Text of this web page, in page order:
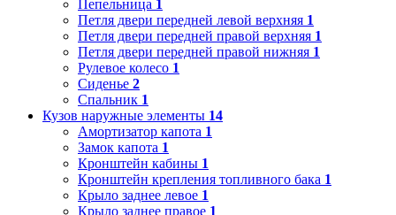
Пепельница 1
Петля двери передней левой верхняя 1
Петля двери передней правой верхняя 1
Петля двери передней правой нижняя 1
Рулевое колесо 1
Сиденье 2
Спальник 1
Кузов наружные элементы 14
Амортизатор капота 1
Замок капота 1
Кронштейн кабины 1
Кронштейн крепления топливного бака 1
Крыло заднее левое 1
Крыло заднее правое 1